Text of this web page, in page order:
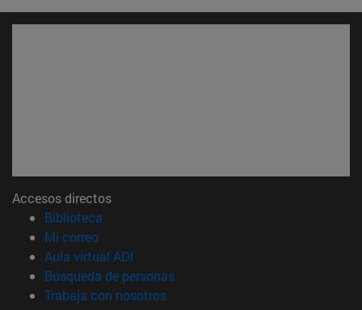
Accesos directos
Biblioteca
Mi correo(abre en nueva ventana)
Aula virtual ADI
Búsqueda de personas(abre en nueva ventana)
Trabaja con nosotros(abre en nueva ventana)